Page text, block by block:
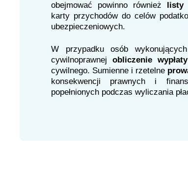
obejmować powinno również
listy
karty przychodów do celów
ubezpieczeniowych.
W przypadku osób
cywilnoprawnej
obliczenie wypłaty
cywilnego. Sumienne i rzetelne
konsekwencji prawnych i
popełnionych podczas wyliczania